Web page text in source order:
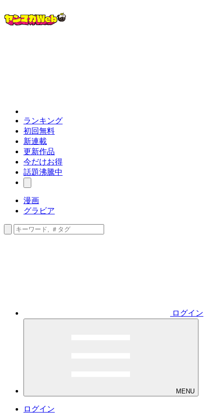
ランキング
初回無料
新連載
更新作品
今だけお得
話題沸騰中
漫画
グラビア
ログイン
MENU
ログイン